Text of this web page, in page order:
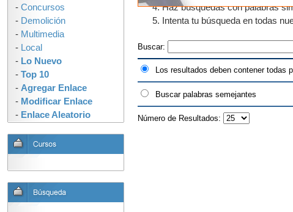
- Concursos
- Demolición
- Multimedia
- Local
- Lo Nuevo
- Top 10
- Agregar Enlace
- Modificar Enlace
- Enlace Aleatorio
Haz búsquedas con palabras
Intenta tu búsqueda en todas
Buscar:
Los resultados deben contener todas
Buscar palabras semejantes
Número de Resultados: